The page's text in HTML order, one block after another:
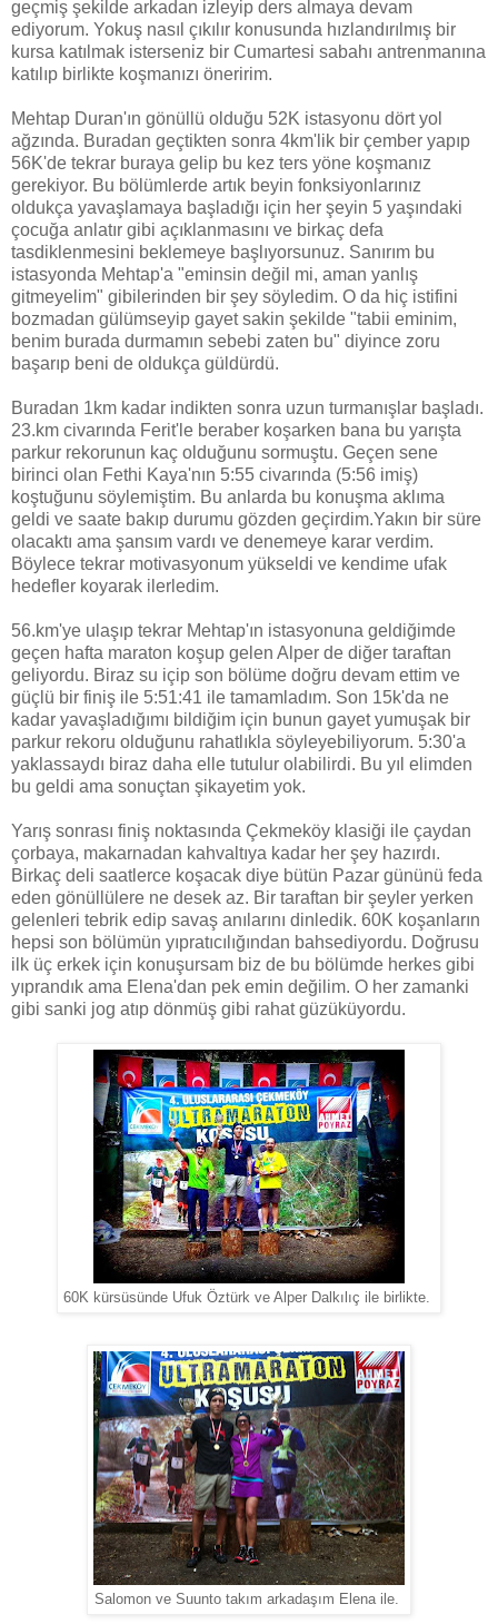
geçmiş şekilde arkadan izleyip ders almaya devam
ediyorum. Yokuş nasıl çıkılır konusunda hızlandırılmış bir
kursa katılmak isterseniz bir Cumartesi sabahı antrenmanına
katılıp birlikte koşmanızı öneririm.
Mehtap Duran'ın gönüllü olduğu 52K istasyonu dört yol
ağzında. Buradan geçtikten sonra 4km'lik bir çember yapıp
56K'de tekrar buraya gelip bu kez ters yöne koşmanız
gerekiyor. Bu bölümlerde artık beyin fonksiyonlarınız
oldukça yavaşlamaya başladığı için her şeyin 5 yaşındaki
çocuğa anlatır gibi açıklanmasını ve birkaç defa
tasdiklenmesini beklemeye başlıyorsunuz. Sanırım bu
istasyonda Mehtap'a "eminsin değil mi, aman yanlış
gitmeyelim" gibilerinden bir şey söyledim. O da hiç istifini
bozmadan gülümseyip gayet sakin şekilde "tabii eminim,
benim burada durmamın sebebi zaten bu" diyince zoru
başarıp beni de oldukça güldürdü.
Buradan 1km kadar indikten sonra uzun turmanışlar başladı.
23.km civarında Ferit'le beraber koşarken bana bu yarışta
parkur rekorunun kaç olduğunu sormuştu. Geçen sene
birinci olan Fethi Kaya'nın 5:55 civarında (5:56 imiş)
koştuğunu söylemiştim. Bu anlarda bu konuşma aklıma
geldi ve saate bakıp durumu gözden geçirdim.Yakın bir süre
olacaktı ama şansım vardı ve denemeye karar verdim.
Böylece tekrar motivasyonum yükseldi ve kendime ufak
hedefler koyarak ilerledim.
56.km'ye ulaşıp tekrar Mehtap'ın istasyonuna geldiğimde
geçen hafta maraton koşup gelen Alper de diğer taraftan
geliyordu. Biraz su içip son bölüme doğru devam ettim ve
güçlü bir finiş ile 5:51:41 ile tamamladım. Son 15k'da ne
kadar yavaşladığımı bildiğim için bunun gayet yumuşak bir
parkur rekoru olduğunu rahatlıkla söyleyebiliyorum. 5:30'a
yaklassaydı biraz daha elle tutulur olabilirdi. Bu yıl elimden
bu geldi ama sonuçtan şikayetim yok.
Yarış sonrası finiş noktasında Çekmeköy klasiği ile çaydan
çorbaya, makarnadan kahvaltıya kadar her şey hazırdı.
Birkaç deli saatlerce koşacak diye bütün Pazar gününü feda
eden gönüllülere ne desek az. Bir taraftan bir şeyler yerken
gelenleri tebrik edip savaş anılarını dinledik. 60K koşanların
hepsi son bölümün yıpratıcılığından bahsediyordu. Doğrusu
ilk üç erkek için konuşursam biz de bu bölümde herkes gibi
yıprandık ama Elena'dan pek emin değilim. O her zamanki
gibi sanki jog atıp dönmüş gibi rahat güzüküyordu.
60K kürsüsünde Ufuk Öztürk ve Alper Dalkılıç ile birlikte.
Salomon ve Suunto takım arkadaşım Elena ile.